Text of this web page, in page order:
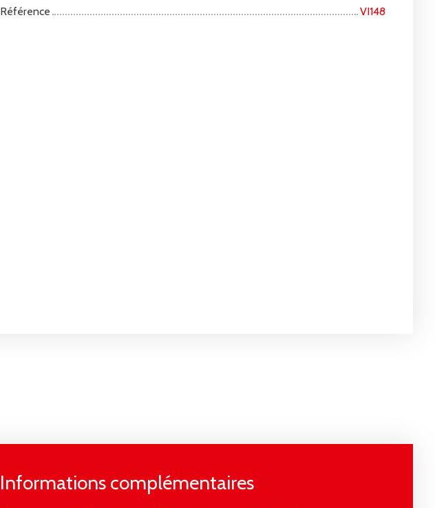
Référence
VI148
Informations complémentaires